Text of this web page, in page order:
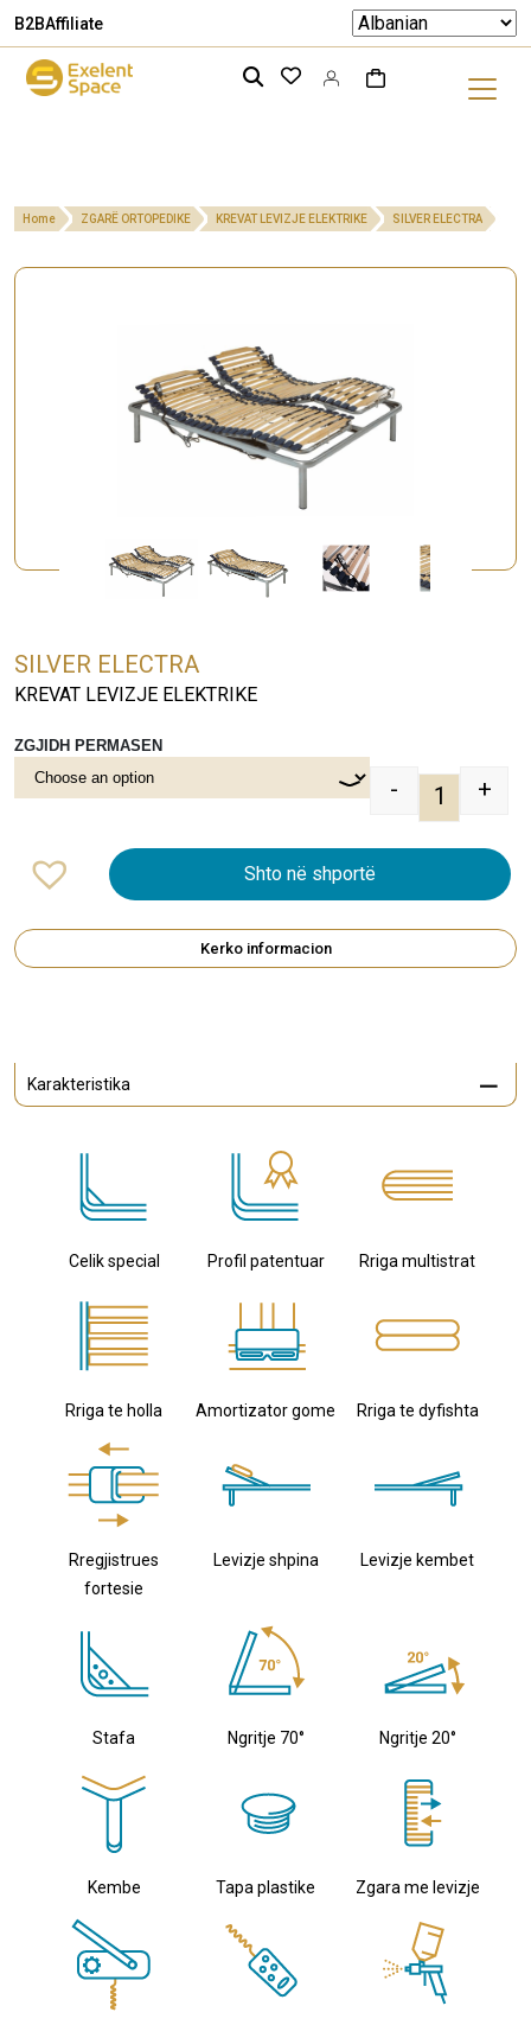
B2BAffiliate
Home ZGARË ORTOPEDIKE KREVAT LEVIZJE ELEKTRIKE SILVER ELECTRA
SILVER ELECTRA
KREVAT LEVIZJE ELEKTRIKE
ZGJIDH PERMASEN
SILVER
- +
Shto në shportë
Kerko informacion
Karakteristika
Celik special Profil patentuar Rriga multistrat
Rriga te holla Amortizator gome Rriga te dyfishta
Rregjistrues
fortesie
Levizje shpina Levizje kembet
Stafa Ngritje 70° Ngritje 20°
Kembe Tapa plastike Zgara me levizje